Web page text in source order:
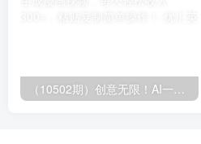
（10502期）创意无限！AI一键生成漫画视频，每天轻松收入300+，粘贴复制简单操作！